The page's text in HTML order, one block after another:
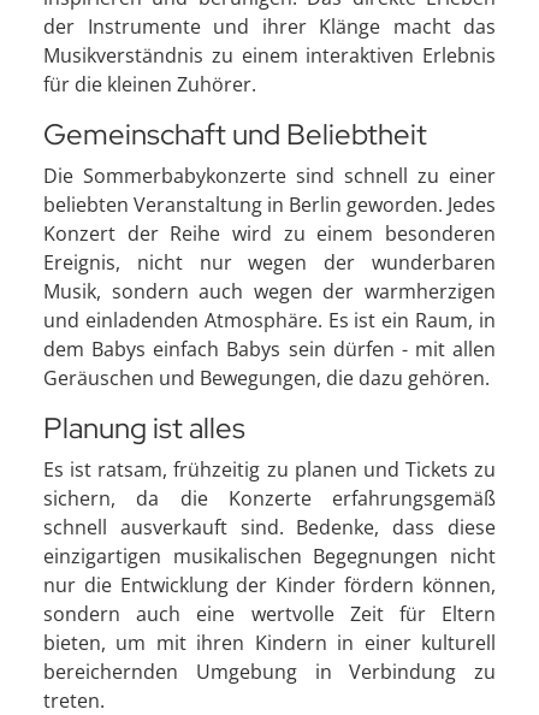
der Instrumente und ihrer Klänge macht das
Musikverständnis zu einem interaktiven Erlebnis
für die kleinen Zuhörer.
Gemeinschaft und Beliebtheit
Die Sommerbabykonzerte sind schnell zu einer
beliebten Veranstaltung in Berlin geworden. Jedes
Konzert der Reihe wird zu einem besonderen
Ereignis, nicht nur wegen der wunderbaren
Musik, sondern auch wegen der warmherzigen
und einladenden Atmosphäre. Es ist ein Raum, in
dem Babys einfach Babys sein dürfen - mit allen
Geräuschen und Bewegungen, die dazu gehören.
Planung ist alles
Es ist ratsam, frühzeitig zu planen und Tickets zu
sichern, da die Konzerte erfahrungsgemäß
schnell ausverkauft sind. Bedenke, dass diese
einzigartigen musikalischen Begegnungen nicht
nur die Entwicklung der Kinder fördern können,
sondern auch eine wertvolle Zeit für Eltern
bieten, um mit ihren Kindern in einer kulturell
bereichernden Umgebung in Verbindung zu
treten.